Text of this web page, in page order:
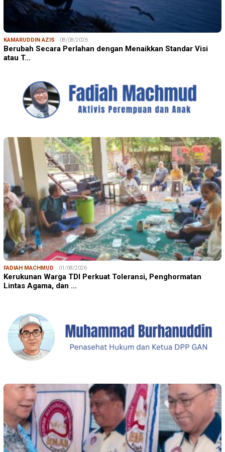
KAMARUDDIN AZIS 08/08/2026
Berubah Secara Perlahan dengan Menaikkan Standar Visi
atau T…
FADIAH MACHMUD 01/08/2026
Kerukunan Warga TDI Perkuat Toleransi, Penghormatan
Lintas Agama, dan …